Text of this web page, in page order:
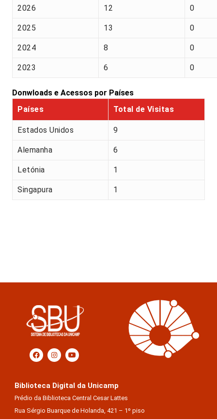
2026 12 0
2025 13 0
2024 8 0
2023 6 0
Donwloads e Acessos por Países
Países
Total de Visitas
Estados Unidos 9
Alemanha 6
Letónia 1
Singapura 1
Biblioteca Digital da Unicamp
Prédio da Biblioteca Central Cesar Lattes
Rua Sérgio Buarque de Holanda, 421 – 1º piso